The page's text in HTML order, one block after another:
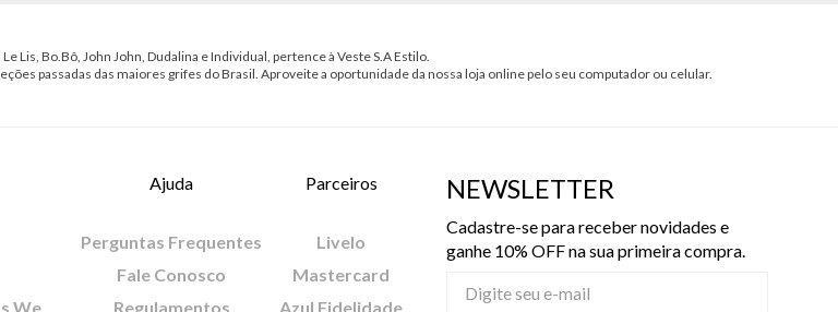
Lis, Bo.Bô, John John, Dudalina e Individual, pertence à Veste S.A Estilo.
passadas das maiores grifes do Brasil. Aproveite a oportunidade da nossa loja online pelo seu computador ou celular.
Ajuda
Perguntas Frequentes
Fale Conosco
Regulamentos
Parceiros
Livelo
Mastercard
Azul Fidelidade
NEWSLETTER
Cadastre-se para receber novidades e
ganhe 10% OFF na sua primeira compra.